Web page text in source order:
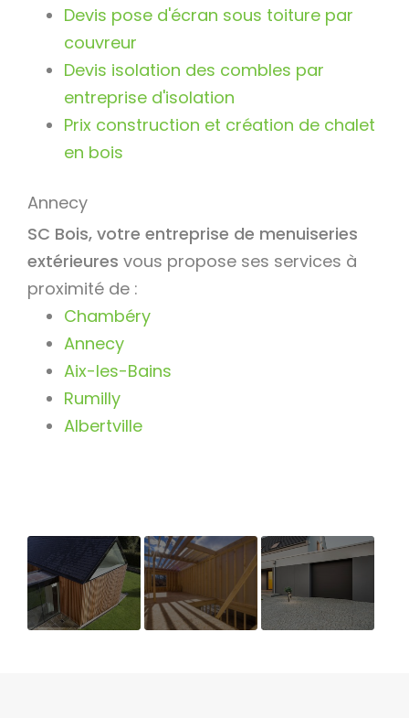
Devis pose d'écran sous toiture par
couvreur
Devis isolation des combles par
entreprise d'isolation
Prix construction et création de chalet
en bois
Annecy
SC Bois, votre entreprise de menuiseries
extérieures vous propose ses services à
proximité de :
Chambéry
Annecy
Aix-les-Bains
Rumilly
Albertville